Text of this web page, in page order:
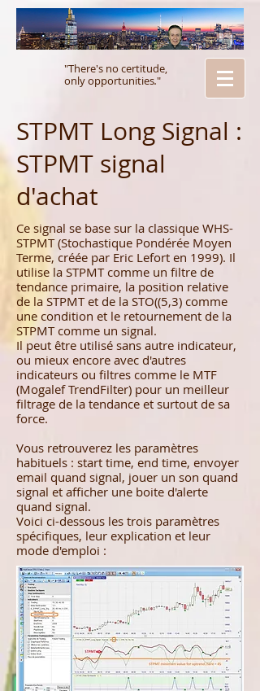
"There's no certitude,
only opportunities."
STPMT Long Signal :
STPMT signal
d'achat
Ce signal se base sur la classique WHS-
STPMT (Stochastique Pondérée Moyen
Terme, créée par Eric Lefort en 1999). Il
utilise la STPMT comme un filtre de
tendance primaire, la position relative
de la STPMT et de la STO((5,3) comme
une condition et le retournement de la
STPMT comme un signal.
Il peut être utilisé sans autre indicateur,
ou mieux encore avec d'autres
indicateurs ou filtres comme le MTF
(Mogalef TrendFilter) pour un meilleur
filtrage de la tendance et surtout de sa
force.
Vous retrouverez les paramètres
habituels : start time, end time, envoyer
email quand signal, jouer un son quand
signal et afficher une boite d'alerte
quand signal.
Voici ci-dessous les trois paramètres
spécifiques, leur explication et leur
mode d'emploi :